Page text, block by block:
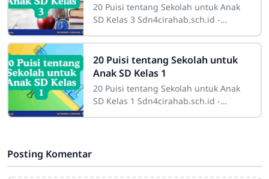
20 Puisi tentang Sekolah untuk Anak
SD Kelas 3 Sdn4cirahab.sch.id -
warna, tempat di mana anak-anak
belajar banyak
20 Puisi tentang Sekolah untuk
Anak SD Kelas 1
20 Puisi tentang Sekolah untuk Anak
SD Kelas 1 Sdn4cirahab.sch.id -
Posting Komentar